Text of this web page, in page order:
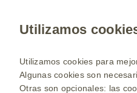
Selecciona un país
Mapa de la web
Utilizamos
Utilizamos cookies para
Algunas cookies son
Otras son opcionales: las